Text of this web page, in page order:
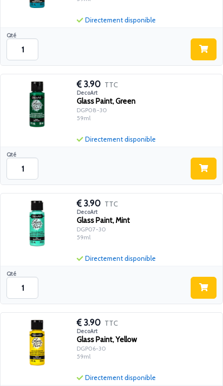
Qté
Directement disponible
3.90 TTC
DecoArt
Glass Paint, Green
DGP08-30
59ml
Qté
Directement disponible
3.90 TTC
DecoArt
Glass Paint, Mint
DGP07-30
59ml
Qté
Directement disponible
3.90 TTC
DecoArt
Glass Paint, Yellow
DGP06-30
59ml
Directement disponible